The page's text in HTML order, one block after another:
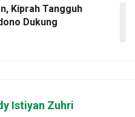
Kiprah Tangguh
Dukung
Istiyan Zuhri